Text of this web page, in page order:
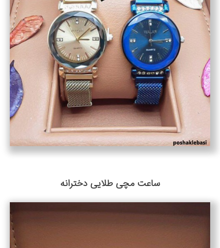
ساعت مچی طلایی دخترانه